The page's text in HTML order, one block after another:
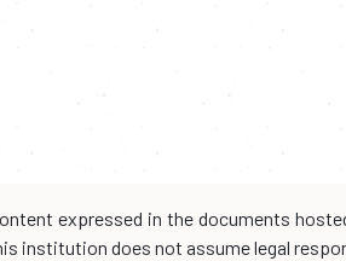
expressed in the documents
institution does not assume legal